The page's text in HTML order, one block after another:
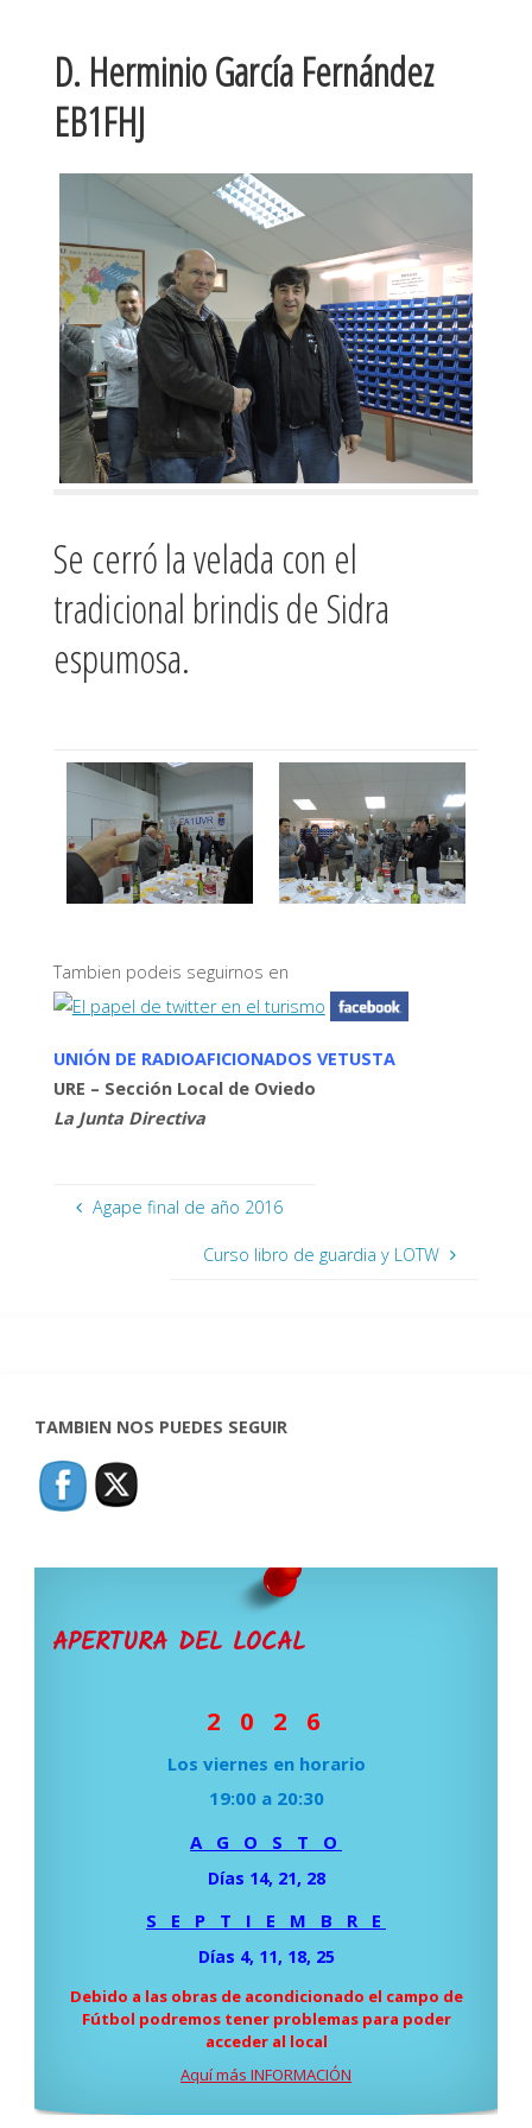
D. Herminio García Fernández
EB1FHJ
Se cerró la velada con el
tradicional brindis de Sidra
espumosa.
Tambien podeis seguirnos en
UNIÓN DE RADIOAFICIONADOS VETUSTA
URE – Sección Local de Oviedo
La Junta Directiva
Agape final de año 2016
Curso libro de guardia y LOTW
TAMBIEN NOS PUEDES SEGUIR
APERTURA DEL LOCAL
2 0 2 6
Los viernes en horario
19:00 a 20:30
A G O S T O
Días 14, 21, 28
S E P T I E M B R E
Días 4, 11, 18, 25
Debido a las obras de acondicionado el campo de
Fútbol podremos tener problemas para poder
acceder al local
Aquí más INFORMACIÓN